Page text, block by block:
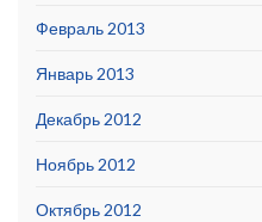
Февраль 2013
Январь 2013
Декабрь 2012
Ноябрь 2012
Октябрь 2012